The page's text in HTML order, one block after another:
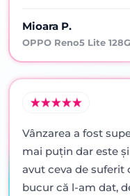
Mioara P.
OPPO Reno5 Lite
Vânzarea a fost
mai puţin dar este
avut ceva de suferit
bucur că l-am dat,